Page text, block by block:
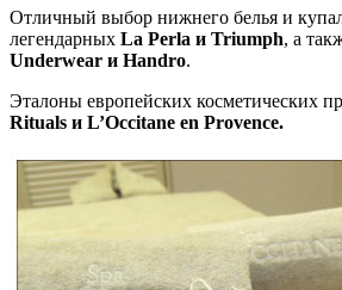
Отличный выбор нижнего белья и
легендарных La Perla и Triumph, а
Underwear и Handro.
Эталоны европейских косметических
Rituals и L’Occitane en Provence.